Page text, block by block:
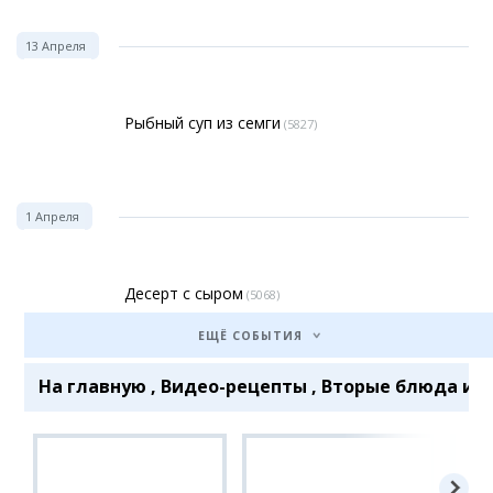
13 Апреля
Рыбный суп из семги (5827)
1 Апреля
Десерт с сыром (5068)
ЕЩЁ СОБЫТИЯ
На главную , Видео-рецепты , Вторые блюда и